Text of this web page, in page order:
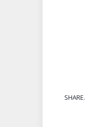
SHARE.